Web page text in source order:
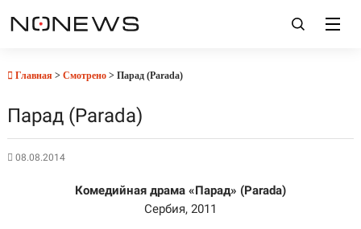
Главная > Смотрено> Парад (Parada)
Парад (Parada)
08.08.2014
Комедийная драма «Парад» (Parada)
Сербия, 2011